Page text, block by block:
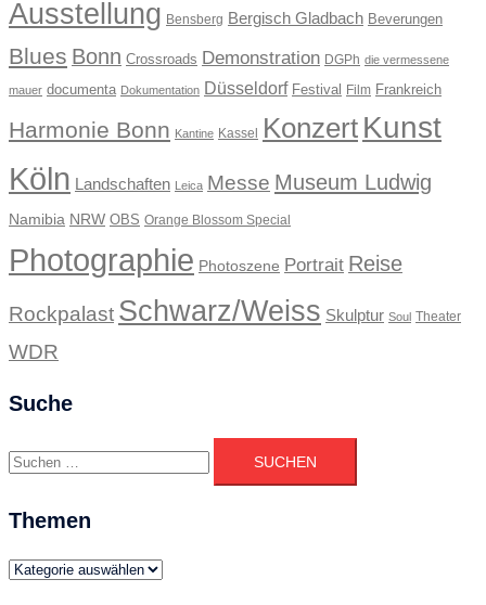
Ausstellung Bensberg Bergisch Gladbach Beverungen
Blues Bonn Crossroads Demonstration DGPh die vermessene
mauer documenta Dokumentation Düsseldorf Festival Film Frankreich
Harmonie Bonn Kantine Kassel Konzert Kunst
Köln Landschaften Leica Messe Museum Ludwig
Namibia NRW OBS Orange Blossom Special
Photographie Photoszene Portrait Reise
Rockpalast Schwarz/Weiss Skulptur Soul Theater
WDR
Suche
Suchen
nach:
Themen
Themen